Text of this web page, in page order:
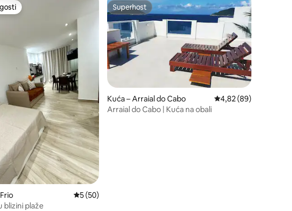
171
rangiranima s oznakom „Odabrali gosti”
Prosječna ocjena: 5/5, recenzija: 50
5 (50)
blizini plaže
Superhost
Superhost
Kuća – Arraial do Cabo Prosječna ocjena:
4,82 (89)
Arraial do Cabo | Kuća na obali